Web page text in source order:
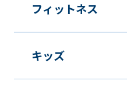
フィットネス
キッズ